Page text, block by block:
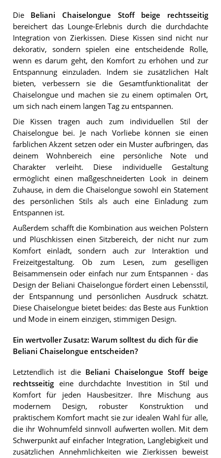
Die Beliani Chaiselongue Stoff beige rechtsseitig
bereichert das Lounge-Erlebnis durch die durchdachte
Integration von Zierkissen. Diese Kissen sind nicht nur
dekorativ, sondern spielen eine entscheidende Rolle,
wenn es darum geht, den Komfort zu erhöhen und zur
Entspannung einzuladen. Indem sie zusätzlichen Halt
bieten, verbessern sie die Gesamtfunktionalität der
Chaiselongue und machen sie zu einem optimalen Ort,
um sich nach einem langen Tag zu entspannen.
Die Kissen tragen auch zum individuellen Stil der
Chaiselongue bei. Je nach Vorliebe können sie einen
farblichen Akzent setzen oder ein Muster aufbringen, das
deinem Wohnbereich eine persönliche Note und
Charakter verleiht. Diese individuelle Gestaltung
ermöglicht einen maßgeschneiderten Look in deinem
Zuhause, in dem die Chaiselongue sowohl ein Statement
des persönlichen Stils als auch eine Einladung zum
Entspannen ist.
Außerdem schafft die Kombination aus weichen Polstern
und Plüschkissen einen Sitzbereich, der nicht nur zum
Komfort einlädt, sondern auch zur Interaktion und
Freizeitgestaltung. Ob zum Lesen, zum geselligen
Beisammensein oder einfach nur zum Entspannen - das
Design der Beliani Chaiselongue fördert einen Lebensstil,
der Entspannung und persönlichen Ausdruck schätzt.
Diese Chaiselongue bietet beides: das Beste aus Funktion
und Mode in einem einzigen, stimmigen Design.
Ein wertvoller Zusatz: Warum solltest du dich für die
Beliani Chaiselongue entscheiden?
Letztendlich ist die Beliani Chaiselongue Stoff beige
rechtsseitigeine durchdachte Investition in Stil und
Komfort für jeden Hausbesitzer. Ihre Mischung aus
modernem Design, robuster Konstruktion und
praktischem Komfort macht sie zur idealen Wahl für alle,
die ihr Wohnumfeld sinnvoll aufwerten wollen. Mit dem
Schwerpunkt auf einfacher Integration, Langlebigkeit und
zusätzlichen Annehmlichkeiten wie Zierkissen beweist